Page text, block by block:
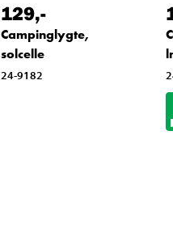
129,-
Campinglygte,
solcelle
24-9182